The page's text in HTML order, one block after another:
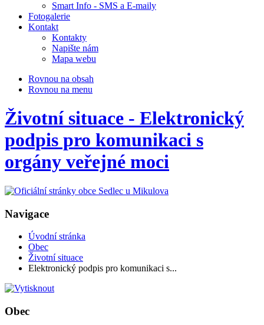
Smart Info - SMS a E-maily
Fotogalerie
Kontakt
Kontakty
Napište nám
Mapa webu
Rovnou na obsah
Rovnou na menu
Životní situace - Elektronický
podpis pro komunikaci s
orgány veřejné moci
Navigace
Úvodní stránka
Obec
Životní situace
Elektronický podpis pro komunikaci s...
Obec